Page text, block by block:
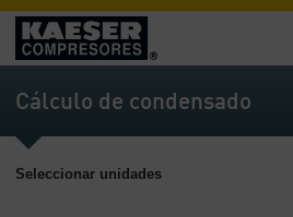
Productos
y
soluciones
-
Cálculo de condensado
Seleccionar unidades